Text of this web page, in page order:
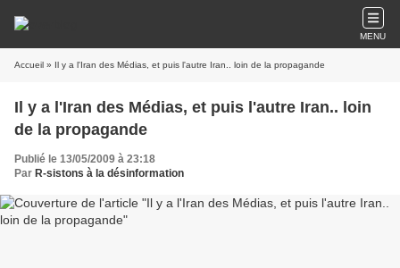
MENU
Accueil » Il y a l'Iran des Médias, et puis l'autre Iran.. loin de la propagande
Il y a l'Iran des Médias, et puis l'autre Iran.. loin
de la propagande
Publié le 13/05/2009 à 23:18
Par R-sistons à la désinformation